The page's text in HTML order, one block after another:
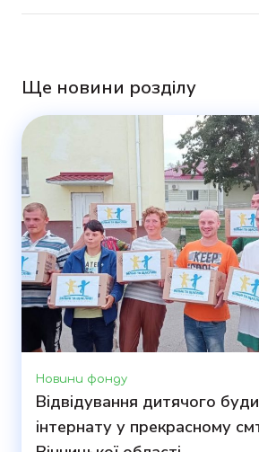
Ще новини розділу
Новини фонду
Відвідування дитячого
інтернату у прекрасному